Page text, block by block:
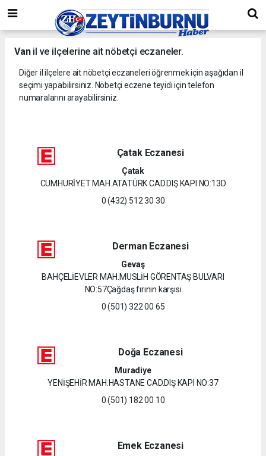
Vanil ve ilçelerine ait nöbetçi eczaneler.
Diğer il ilçelere ait nöbetçi eczaneleri öğrenmek için aşağıdan il
seçimi yapabilirsiniz. Nöbetçi eczene teyidi için telefon
numaralarını arayabilirsiniz.
Çatak Eczanesi
Çatak
CUMHURİYET MAH.ATATÜRK CAD.DIŞ KAPI NO:13D
0 (432) 512 30 30
Derman Eczanesi
Gevaş
BAHÇELİEVLER MAH.MUSLİH GÖRENTAŞ BULVARI
NO:57Çağdaş fırının karşısı
0 (501) 322 00 65
Doğa Eczanesi
Muradiye
YENİŞEHİR MAH.HASTANE CAD.DIŞ KAPI NO:37
0 (501) 182 00 10
Emek Eczanesi